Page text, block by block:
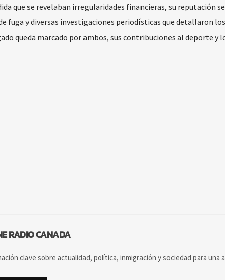
que se revelaban irregularidades financieras, su reputación
fuga y diversas investigaciones periodísticas que detallaron
queda marcado por ambos, sus contribuciones al deporte y
RADIO CANADA
clave sobre actualidad, política, inmigración y sociedad para una